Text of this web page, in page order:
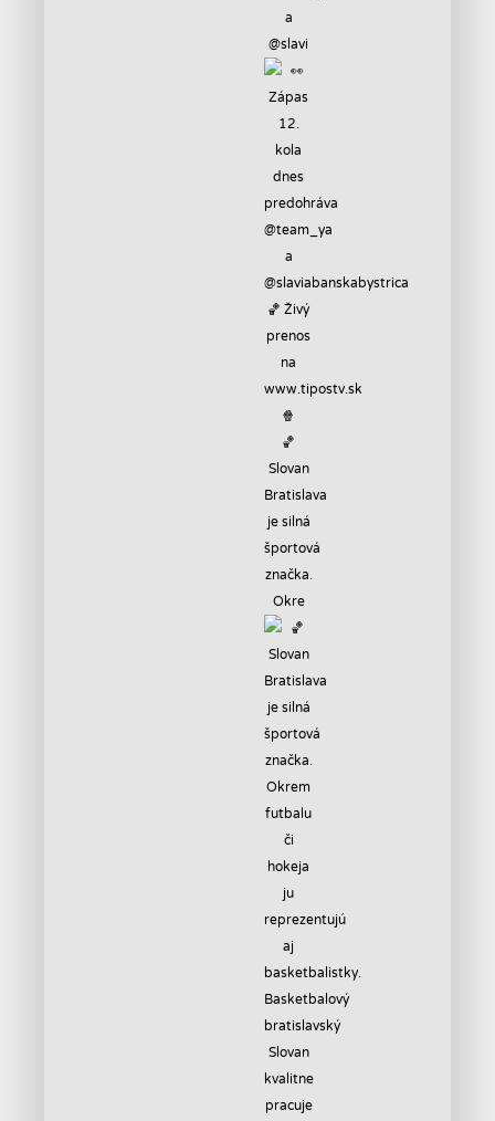
a
@slavi
🏀
Slovan
Bratislava
je silná
športová
značka.
Okre